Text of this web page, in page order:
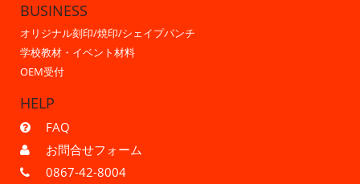
BUSINESS
オリジナル刻印/焼印/シェイプパンチ
学校教材・イベント材料
OEM受付
HELP
FAQ
お問合せフォーム
0867-42-8004